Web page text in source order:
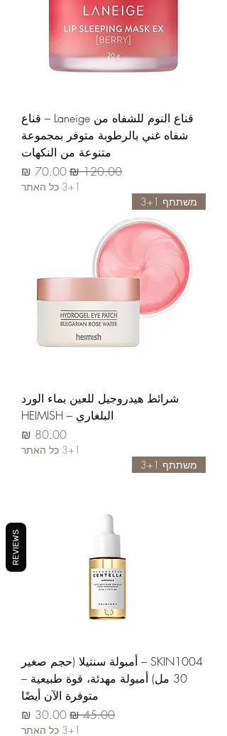
قناع النوم للشفاه من Laneige – قناع
شفاه غني بالرطوبة متوفر بمجموعة
متنوعة من النكهات
سعر عادي سعر البيع
3+1 כל האתר
משתתף 3+1
شرائط هيدروجيل للعين بماء الورد
البلغاري – HEIMISH
السعر
3+1 כל האתר
משתתף 3+1
SKIN1004 – أمبولة سنتيلا (حجم صغير
30 مل) أمبولة مهدئة، قوة طبيعية –
متوفرة الآن أيضًا
سعر عاديسعر البيع
3+1 כל האתר
REVIEWS